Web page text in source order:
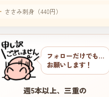
ささみ刺身（440円）
フォローだけでも…
お願いします！
週5本以上、三重の